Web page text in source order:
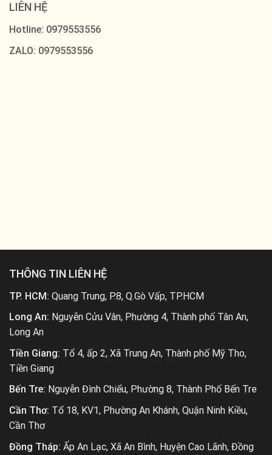
LIÊN HỆ
Hotline: 0979553556
ZALO: 0979553556
THÔNG TIN LIÊN HỆ
TP. HCM: Quang Trung, P.8, Q.Gò Vấp, TP.HCM
Long An: Nguyễn Cửu Vân, Phường 4, Thành phố Tân An,
Long An
Tiền Giang: Tổ 4, ấp 2, Xã Trung An, Thành phố Mỹ Tho,
Tiền Giang
Bến Tre: Nguyễn Đình Chiểu, Phường 8, Thành Phố Bến Tre
Cần Thơ: Tổ 18, KV1, Phường An Khánh, Quận Ninh Kiều,
Cần Thơ
Đồng Tháp: Ấp An Lạc, Xã An Bình, Huyện Cao Lãnh, Đồng